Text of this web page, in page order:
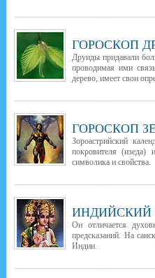
ГОРОСКОП
Друиды придавали
проводимая ими
дерево, имеет свои
ГОРОСКОП
Зороастрийский
покровителя (изеда)
символика и свойства.
ИНДИЙСКИЙ
Он отличается
предсказаний. На
Индии.